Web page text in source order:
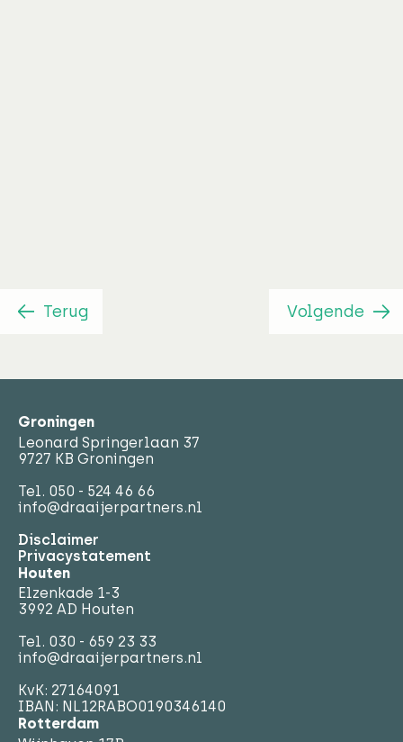
Terug Volgende
Groningen
Leonard Springerlaan 37
9727 KB Groningen
Tel. 050 - 524 46 66
info@draaijerpartners.nl
Disclaimer
Privacystatement
Houten
Elzenkade 1-3
3992 AD Houten
Tel. 030 - 659 23 33
info@draaijerpartners.nl
KvK: 27164091
IBAN: NL12RABO0190346140
Rotterdam